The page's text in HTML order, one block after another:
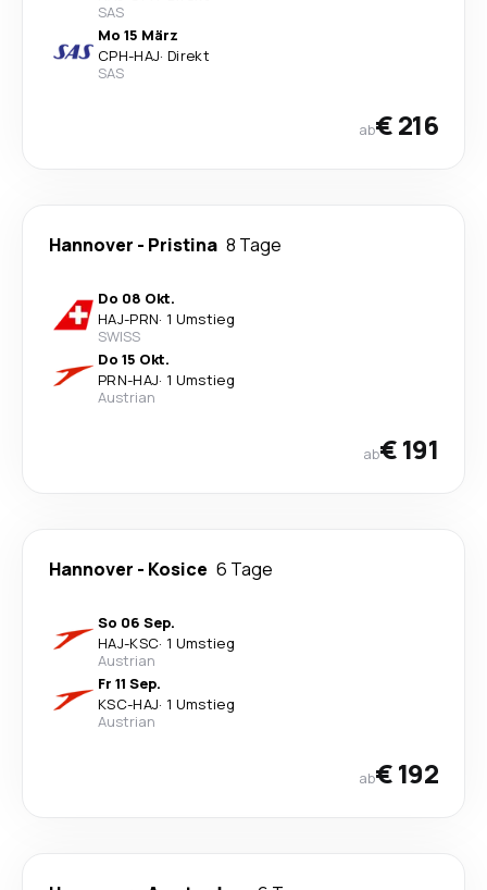
SAS
Mo 15 März
CPH-HAJ· Direkt
SAS
ab€ 216
Hannover - Pristina 8 Tage
Do 08 Okt.
HAJ-PRN· 1 Umstieg
SWISS
Do 15 Okt.
PRN-HAJ· 1 Umstieg
Austrian
ab€ 191
Hannover - Kosice 6 Tage
So 06 Sep.
HAJ-KSC· 1 Umstieg
Austrian
Fr 11 Sep.
KSC-HAJ· 1 Umstieg
Austrian
ab€ 192